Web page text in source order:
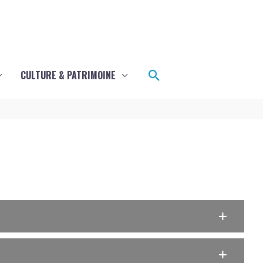
CULTURE & PATRIMOINE Rechercher